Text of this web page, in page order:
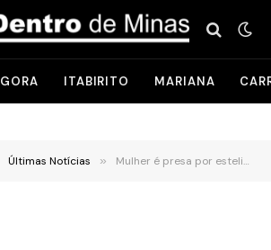
ITABIRITO MARIANA
Últimas Notícias » Mulher é presa por estelionato em Belo Horizonte